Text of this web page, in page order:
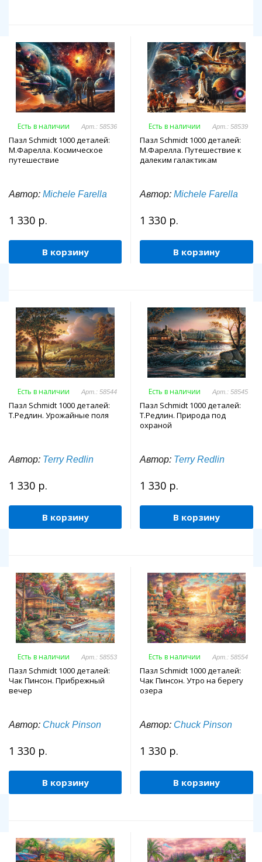
Есть в наличии Арт.: 58536
Пазл Schmidt 1000 деталей:
М.Фарелла. Космическое
путешествие
Автор: Michele Farella
1 330 р.
В корзину
Есть в наличии Арт.: 58539
Пазл Schmidt 1000 деталей:
М.Фарелла. Путешествие к
далеким галактикам
Автор: Michele Farella
1 330 р.
В корзину
Есть в наличии Арт.: 58544
Пазл Schmidt 1000 деталей:
Т.Редлин. Урожайные поля
Автор: Terry Redlin
1 330 р.
В корзину
Есть в наличии Арт.: 58545
Пазл Schmidt 1000 деталей:
Т.Редлин. Природа под
охраной
Автор: Terry Redlin
1 330 р.
В корзину
Есть в наличии Арт.: 58553
Пазл Schmidt 1000 деталей:
Чак Пинсон. Прибрежный
вечер
Автор: Chuck Pinson
1 330 р.
В корзину
Есть в наличии Арт.: 58554
Пазл Schmidt 1000 деталей:
Чак Пинсон. Утро на берегу
озера
Автор: Chuck Pinson
1 330 р.
В корзину